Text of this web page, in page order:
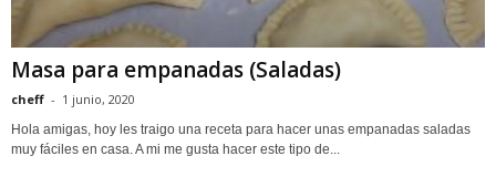
Masa para empanadas (Saladas)
cheff - 1 junio, 2020
Hola amigas, hoy les traigo una receta para hacer unas empanadas saladas
muy fáciles en casa. A mi me gusta hacer este tipo de...